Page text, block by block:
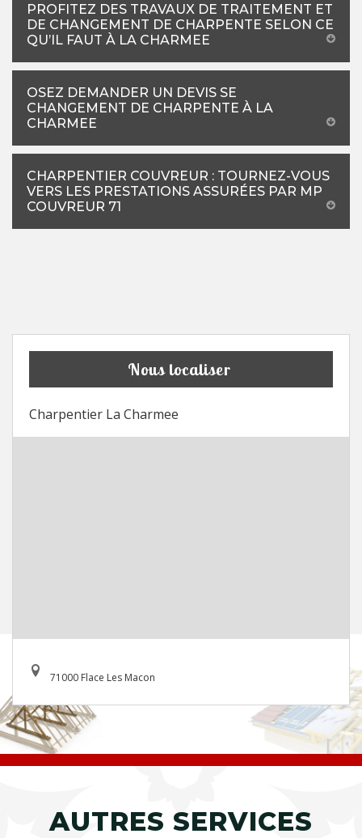
PROFITEZ DES TRAVAUX DE TRAITEMENT ET
DE CHANGEMENT DE CHARPENTE SELON CE
QU’IL FAUT À LA CHARMEE
OSEZ DEMANDER UN DEVIS SE
CHANGEMENT DE CHARPENTE À LA
CHARMEE
CHARPENTIER COUVREUR : TOURNEZ-VOUS
VERS LES PRESTATIONS ASSURÉES PAR MP
COUVREUR 71
Nous localiser
Charpentier La Charmee
71000 Flace Les Macon
AUTRES SERVICES